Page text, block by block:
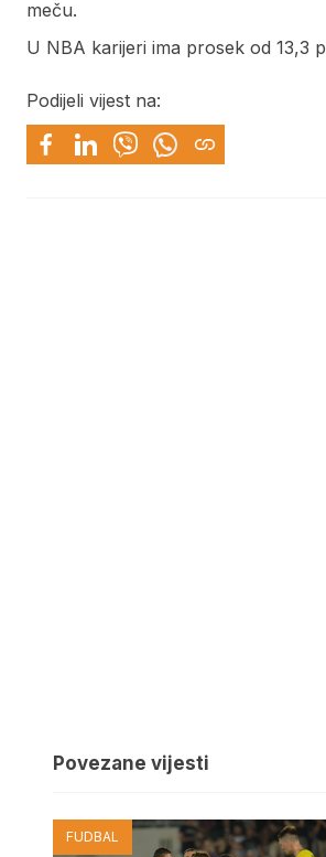
meču.
U NBA karijeri ima prosek od 13,3
Podijeli vijest na:
Povezane vijesti
FUDBAL